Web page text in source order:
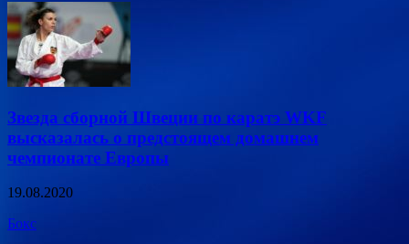
Звезда сборной Швеции по каратэ WKF
высказалась о предстоящем домашнем
чемпионате Европы
19.08.2020
Бокс